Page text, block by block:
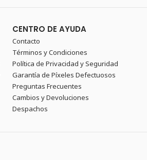
CENTRO DE AYUDA
Contacto
Términos y Condiciones
Política de Privacidad y Seguridad
Garantía de Píxeles Defectuosos
Preguntas Frecuentes
Cambios y Devoluciones
Despachos